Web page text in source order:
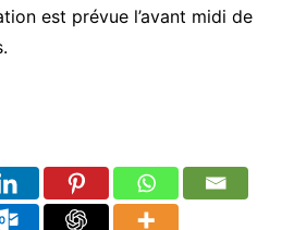
est prévue l’avant midi de